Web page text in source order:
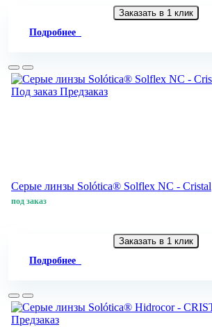
Заказать в 1 клик
Подробнее
Под заказ Предзаказ
Серые линзы Solótica® Solflex NC - Cristal
под заказ
Заказать в 1 клик
Подробнее
Предзаказ